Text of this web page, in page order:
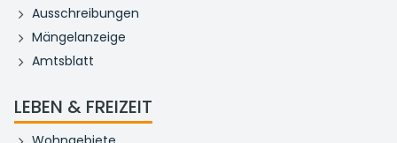
Ausschreibungen
Mängelanzeige
Amtsblatt
LEBEN & FREIZEIT